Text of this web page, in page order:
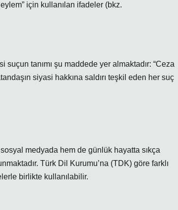
için kullanılan ifadeler (bkz.
tanımı şu maddede yer almaktadır: “Ceza
siyasi hakkına saldırı teşkil eden her suç
medyada hem de günlük hayatta sıkça
Türk Dil Kurumu’na (TDK) göre farklı
birlikte kullanılabilir.